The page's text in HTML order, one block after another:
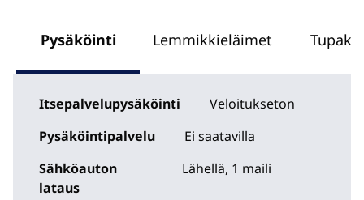
Pysäköinti Lemmikkieläimet
Itsepalvelupysäköinti
Veloitukseton
Pysäköintipalvelu
Ei saatavilla
Sähköauton
lataus
Lähellä, 1 maili